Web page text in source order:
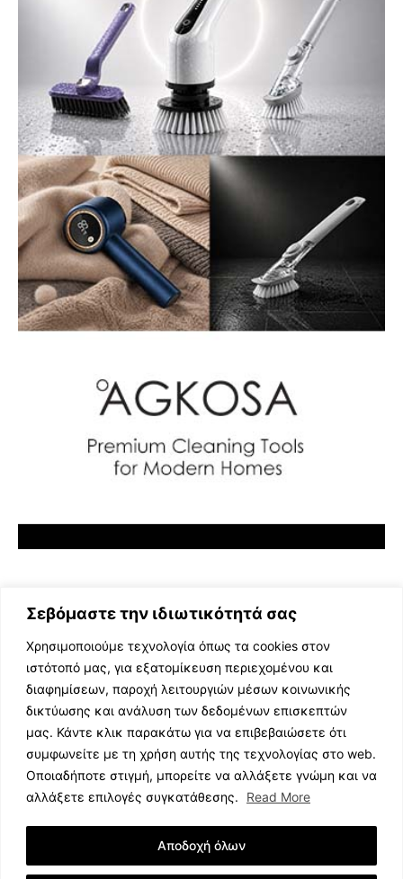
Σεβόμαστε την ιδιωτικότητά σας
Χρησιμοποιούμε τεχνολογία όπως τα cookies στον
ιστότοπό μας, για εξατομίκευση περιεχομένου και
διαφημίσεων, παροχή λειτουργιών μέσων κοινωνικής
δικτύωσης και ανάλυση των δεδομένων επισκεπτών
μας. Κάντε κλικ παρακάτω για να επιβεβαιώσετε ότι
συμφωνείτε με τη χρήση αυτής της τεχνολογίας στο web.
Οποιαδήποτε στιγμή, μπορείτε να αλλάξετε γνώμη και να
αλλάξετε επιλογές συγκατάθεσης.
Read More
Αποδοχή όλων
ΕΛΛΗΝΙΚΗ ΜΟΥΣΙΚΗ
TV SHOWS
EVENTS
ΘΕΑΤΡΟ
ΔΙΑΓΩΝΙΣΜΟΙ
STOA CULTURA
ΣΥΝΕΝΤΕΥΞΕΙΣ